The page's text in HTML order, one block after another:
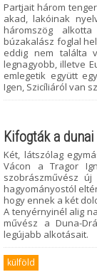
Partjait három
akad, lakóinak
háromszög
búzakalász foglal
eddig nem találta
legnagyobb, illetve
emlegetik együtt
Igen, Szicíliáról van
Kifogták a
Két, látszólag
Vácon a Tragor
szobrászművész
hagyományostól
hogy ennek a két
A tenyérnyinél alig
művész a Duna-
legújabb alkotásait.
külföld